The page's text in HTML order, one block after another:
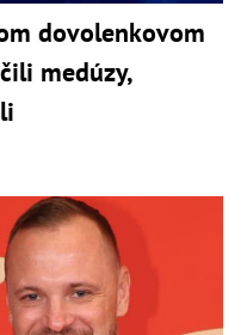
dovolenkovom
medúzy,